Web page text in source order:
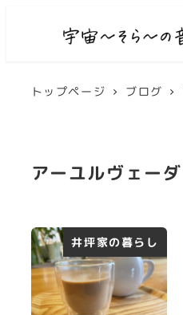
トップページ ブログ
アーユルヴェーダ
井坪家の暮らし